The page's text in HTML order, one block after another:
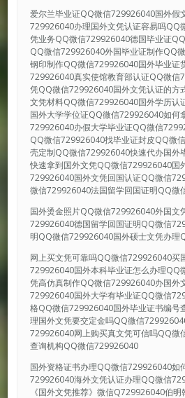
爱尔兰毕业证QQ微信729926040国外假
729926040办理国外文凭认证容易吗QQ
凭业务QQ微信729926040德国毕业证
QQ微信729926040外国毕业证制作QQ
钢印制作QQ微信729926040国外毕业证
729926040真实使馆教育部认证QQ微信
凭QQ微信729926040国外文凭认证的方
文凭材料QQ微信729926040国外学历认
国外大学学位证QQ微信729926040如何
729926040办假大学毕业证QQ微信
QQ微信729926040找毕业证封皮QQ微
壳定制QQ微信729926040快速代办国外
快速拿到国外文凭QQ微信729926040国
729926040国外文凭回国认证QQ微信
微信729926040法国留学回国证明QQ微
国外烫金照片QQ微信729926040外国文
729926040德国留学回国证明QQ微信
明QQ微信729926040国外硕士文凭办理
网上买文凭可靠吗QQ微信729926040买
729926040国外本科毕业证怎么办理QQ
凭高仿真制作QQ微信729926040办国外
729926040国外大学有毕业证QQ微信
格QQ微信729926040国外毕业证书编号
理国外文凭要交定金吗QQ微信
729926040网上购买真文凭可信吗QQ微
查询机构QQ微信729926040
国外资格证书办理QQ微信729926040如
729926040海外文凭认证办理QQ微信
《国外文凭推荐》微信Q729926040伯